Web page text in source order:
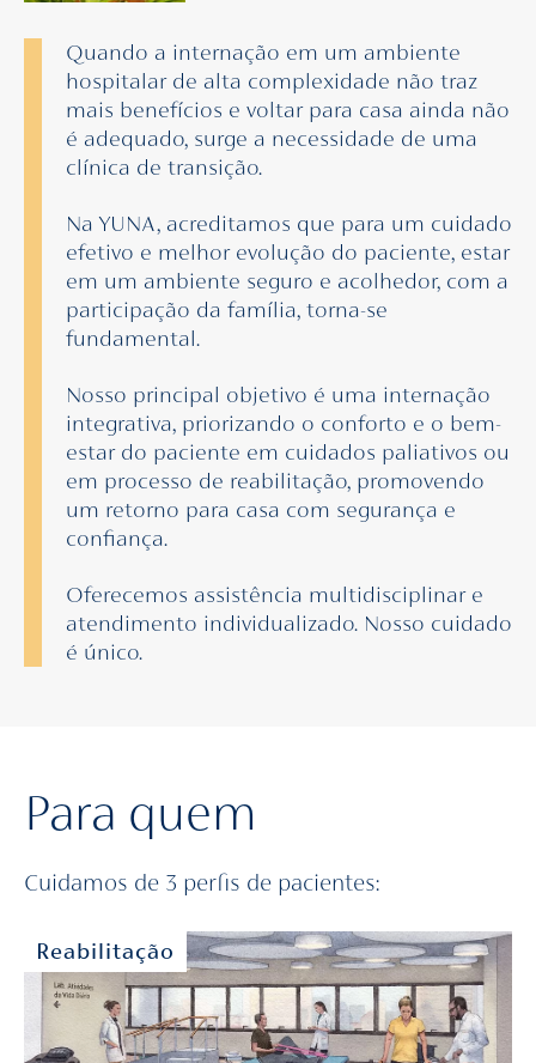
Quando a internação em um ambiente
hospitalar de alta complexidade não traz
mais benefícios e voltar para casa ainda não
é adequado, surge a necessidade de uma
clínica de transição.
Na YUNA, acreditamos que para um cuidado
efetivo e melhor evolução do paciente, estar
em um ambiente seguro e acolhedor, com a
participação da família, torna-se
fundamental.
Nosso principal objetivo é uma internação
integrativa, priorizando o conforto e o bem-
estar do paciente em cuidados paliativos ou
em processo de reabilitação, promovendo
um retorno para casa com segurança e
confiança.
Oferecemos assistência multidisciplinar e
atendimento individualizado. Nosso cuidado
é único.
Para quem
Cuidamos de 3 perfis de pacientes:
Reabilitação